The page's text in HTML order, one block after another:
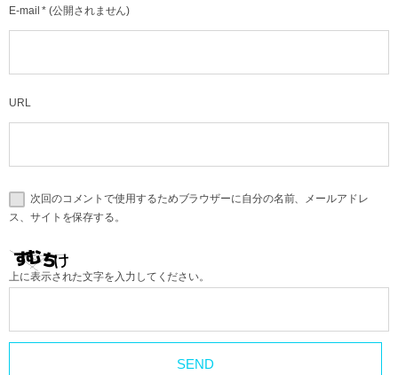
E-mail * (公開されません)
URL
次回のコメントで使用するためブラウザーに自分の名前、メールアドレ
ス、サイトを保存する。
上に表示された文字を入力してください。